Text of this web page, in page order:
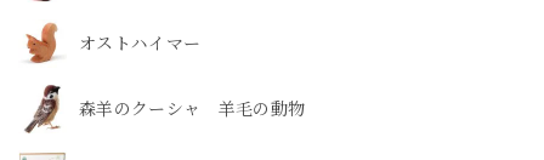
オストハイマー
森羊のクーシャ 羊毛の動物